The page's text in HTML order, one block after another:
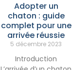
Adopter un
chaton : guide
complet pour une
arrivée réussie
5 décembre 2023
Introduction